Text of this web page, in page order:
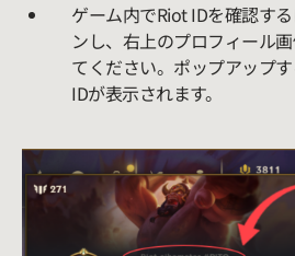
ゲーム内でRiot IDを確認す
ンし、右上のプロフィール
てください。ポップアップ
IDが表示されます。